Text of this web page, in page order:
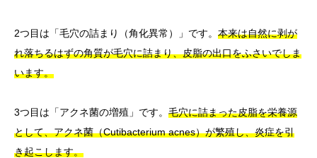
2つ目は「毛穴の詰まり（角化異常）」です。 本来は自然に剥が
れ落ちるはずの角質が毛穴に詰まり、皮脂の出口をふさいでしま
います。
3つ目は「アクネ菌の増殖」です。 毛穴に詰まった皮脂を栄養源
として、アクネ菌（Cutibacterium acnes）が繁殖し、炎症を引
き起こします。